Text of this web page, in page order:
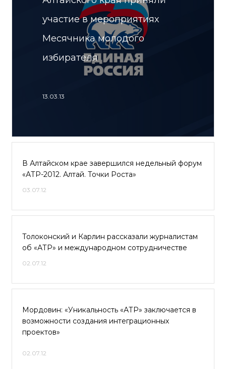
участие в мероприятиях
Месячника молодого
избирателя
13.03.13
В Алтайском крае завершился недельный форум
«АТР-2012. Алтай. Точки Роста»
03.07.12
Толоконский и Карлин рассказали журналистам
об «АТР» и международном сотрудничестве
02.07.12
Мордовин: «Уникальность «АТР» заключается в
возможности создания интеграционных
проектов»
02.07.12